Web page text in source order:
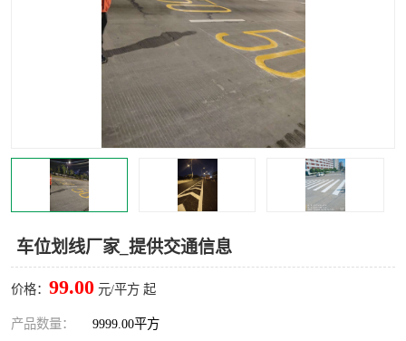
车位划线厂家_提供交通信息
价格： 99.00 元/平方 起
产品数量： 9999.00平方